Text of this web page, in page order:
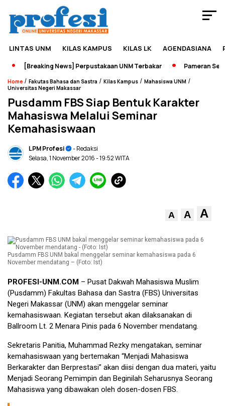
LINTAS UNM KILAS KAMPUS KILAS LK AGENDASIANA
[Breaking News] Perpustakaan UNM Terbakar Pameran
Home / Fakutas Bahasa dan Sastra / Kilas Kampus / Mahasiswa UNM /
Universitas Negeri Makassar
Pusdamm FBS Siap Bentuk Karakter
Mahasiswa Melalui Seminar
Kemahasiswaan
LPM Profesi
- Redaksi
Selasa, 1 November 2016- 19:52 WITA
A A A
Pusdamm FBS UNM bakal menggelar seminar kemahasiswa pada 6
November mendatang – (Foto: Ist)
PROFESI-UNM.COM – Pusat Dakwah Mahasiswa Muslim
(Pusdamm) Fakultas Bahasa dan Sastra (FBS) Universitas
Negeri Makassar (UNM) akan menggelar seminar
kemahasiswaan. Kegiatan tersebut akan dilaksanakan di
Ballroom Lt. 2 Menara Pinis pada 6 November mendatang.
Sekretaris Panitia, Muhammad Rezky mengatakan, seminar
kemahasiswaan yang bertemakan “Menjadi Mahasiswa
Berkarakter dan Berprestasi” akan diisi dengan dua materi, yaitu
Menjadi Seorang Pemimpin dan Beginilah Seharusnya Seorang
Mahasiswa yang dibawakan oleh dosen-dosen FBS.